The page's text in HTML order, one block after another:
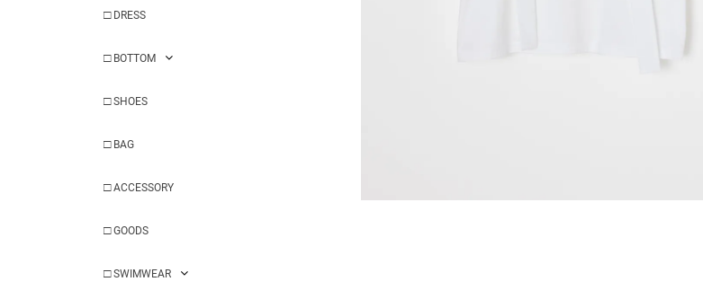
□ DRESS
□ BOTTOM
□ SHOES
□ BAG
□ ACCESSORY
□ GOODS
□ SWIMWEAR